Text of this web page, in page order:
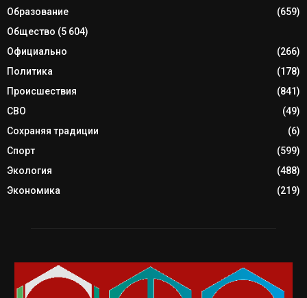
Образование
(659)
Общество (5 604)
Официально
(266)
Политика
(178)
Происшествия
(841)
СВО
(49)
Сохраняя традиции
(6)
Спорт
(599)
Экология
(488)
Экономика
(219)